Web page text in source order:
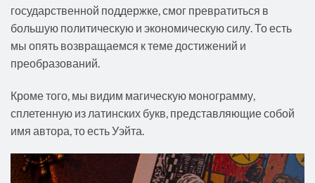
государственной поддержке, смог превратиться в
большую политическую и экономическую силу. То есть
мы опять возвращаемся к теме достижений и
преобразований.
Кроме того, мы видим магическую монограмму,
сплетенную из латинских букв, представляющие собой
имя автора, то есть Уэйта.